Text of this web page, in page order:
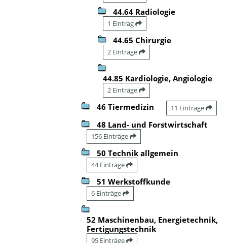
44.64 Radiologie
1 Eintrag
44.65 Chirurgie
2 Einträge
44.85 Kardiologie, Angiologie
2 Einträge
46 Tiermedizin 11 Einträge
48 Land- und Forstwirtschaft
156 Einträge
50 Technik allgemein
44 Einträge
51 Werkstoffkunde
6 Einträge
52 Maschinenbau, Energietechnik,
Fertigungstechnik
95 Einträge